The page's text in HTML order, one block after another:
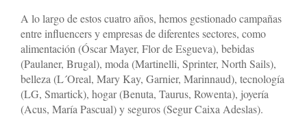
A lo largo de estos cuatro años, hemos gestionado campañas
entre influencers y empresas de diferentes sectores, como
alimentación (Óscar Mayer, Flor de Esgueva), bebidas
(Paulaner, Brugal), moda (Martinelli, Sprinter, North Sails),
belleza (L´Oreal, Mary Kay, Garnier, Marinnaud), tecnología
(LG, Smartick), hogar (Benuta, Taurus, Rowenta), joyería
(Acus, María Pascual) y seguros (Segur Caixa Adeslas).